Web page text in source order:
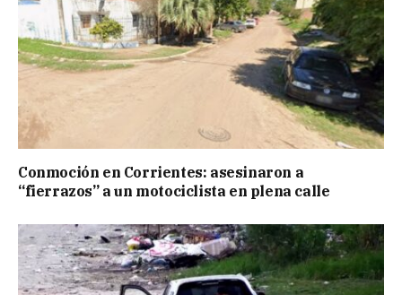
Conmoción en Corrientes: asesinaron a
“fierrazos” a un motociclista en plena calle